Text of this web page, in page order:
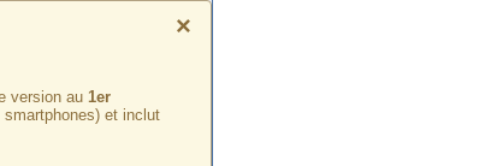
×
version au 1er
et inclut